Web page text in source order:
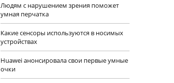
Людям с нарушением зрения поможет
умная перчатка
Какие сенсоры используются в носимых
устройствах
Huawei анонсировала свои первые умные
очки